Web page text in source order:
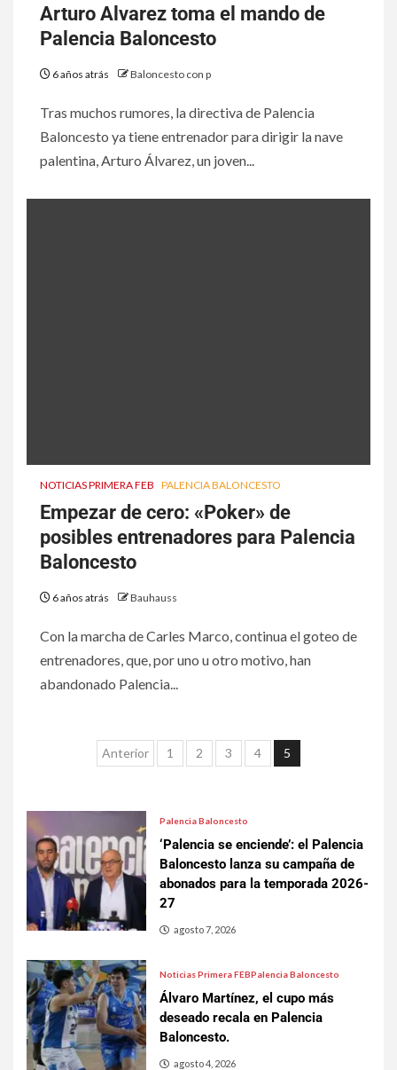
Arturo Alvarez toma el mando de
Palencia Baloncesto
6 años atrás Baloncesto con p
Tras muchos rumores, la directiva de Palencia
Baloncesto ya tiene entrenador para dirigir la nave
palentina, Arturo Álvarez, un joven...
NOTICIAS PRIMERA FEB PALENCIA BALONCESTO
Empezar de cero: «Poker» de
posibles entrenadores para Palencia
Baloncesto
6 años atrás Bauhauss
Con la marcha de Carles Marco, continua el goteo de
entrenadores, que, por uno u otro motivo, han
abandonado Palencia...
Anterior 1 2 3 4 5
Palencia Baloncesto
‘Palencia se enciende’: el Palencia
Baloncesto lanza su campaña de
abonados para la temporada 2026-
27
agosto 7, 2026
Noticias Primera FEBPalencia Baloncesto
Álvaro Martínez, el cupo más
deseado recala en Palencia
Baloncesto.
agosto 4, 2026